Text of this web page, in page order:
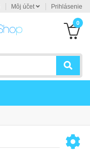
Môj účet Prihlásenie
0